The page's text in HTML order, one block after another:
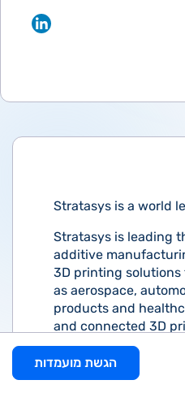
Stratasys is a world
Stratasys is leading
additive
3D printing
as aerospace,
products and
and connected 3D
materials, a software
parts on demand,
deliver competitive
הגשת מועמדות